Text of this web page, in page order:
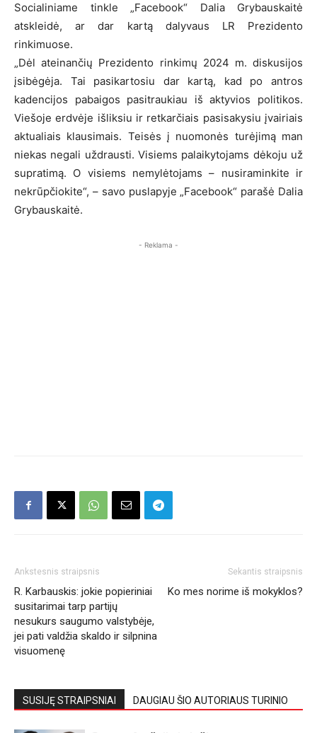
Socialiniame tinkle „Facebook“ Dalia Grybauskaitė
atskleidė, ar dar kartą dalyvaus LR Prezidento
rinkimuose.
„Dėl ateinančių Prezidento rinkimų 2024 m. diskusijos
įsibėgėja. Tai pasikartosiu dar kartą, kad po antros
kadencijos pabaigos pasitraukiau iš aktyvios politikos.
Viešoje erdvėje išliksiu ir retkarčiais pasisakysiu įvairiais
aktualiais klausimais. Teisės į nuomonės turėjimą man
niekas negali uždrausti. Visiems palaikytojams dėkoju už
supratimą. O visiems nemylėtojams – nusiraminkite ir
nekrūpčiokite“, – savo puslapyje „Facebook“ parašė Dalia
Grybauskaitė.
- Reklama -
Ankstesnis straipsnis
R. Karbauskis: jokie popieriniai
susitarimai tarp partijų
nesukurs saugumo valstybėje,
jei pati valdžia skaldo ir silpnina
visuomenę
Sekantis straipsnis
Ko mes norime iš mokyklos?
SUSIJĘ STRAIPSNIAI DAUGIAU ŠIO AUTORIAUS TURINIO